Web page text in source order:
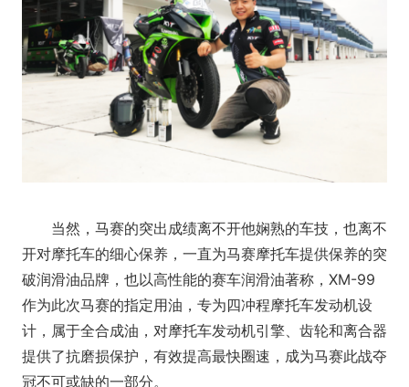
当然，马赛的突出成绩离不开他娴熟的车技，也离不
开对摩托车的细心保养，一直为马赛摩托车提供保养的突
破润滑油品牌，也以高性能的赛车润滑油著称，XM-99
作为此次马赛的指定用油，专为四冲程摩托车发动机设
计，属于全合成油，对摩托车发动机引擎、齿轮和离合器
提供了抗磨损保护，有效提高最快圈速，成为马赛此战夺
冠不可或缺的一部分。